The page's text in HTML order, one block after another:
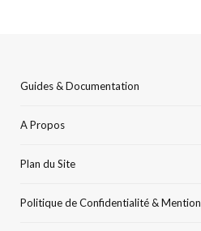
Guides & Documentation
A Propos
Plan du Site
Politique de Confidentialité &